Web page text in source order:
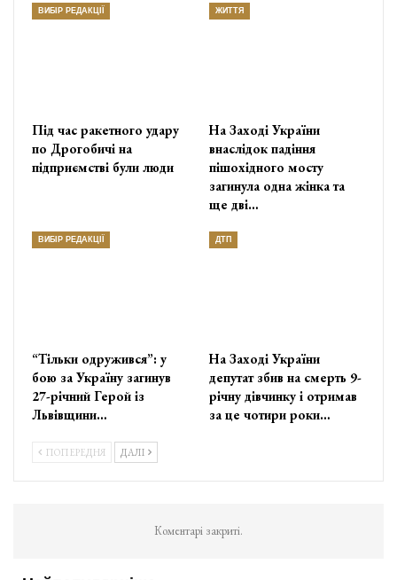
ВИБІР РЕДАКЦІЇ
Під час ракетного удару
по Дрогобичі на
підприємстві були люди
ЖИТТЯ
На Заході України
внаслідок падіння
пішохідного мосту
загинула одна жінка та
ще дві…
ВИБІР РЕДАКЦІЇ
“Тільки одружився”: у
бою за Україну загинув
27-річний Герой із
Львівщини…
ДТП
На Заході України
депутат збив на смерть 9-
річну дівчинку і отримав
за це чотири роки…
ПОПЕРЕДНЯ ДАЛІ
Коментарі закриті.